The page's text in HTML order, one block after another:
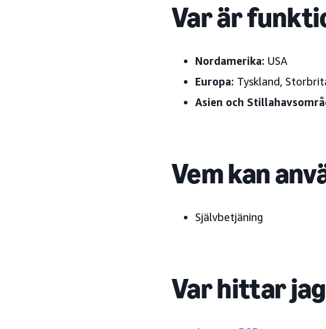
Var är
Nordamerika: USA
Europa: Tyskland,
Asien och
Vem kan
Självbetjäning
Var hittar